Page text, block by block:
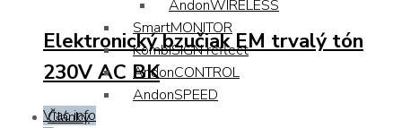
AndonWIRELESS
SmartMONITOR
KombiSIGN reflect
AndonCONTROL
AndonSPEED
Články
Elektronický bzučiak EM trvalý tón
230V AC BK
Viac info